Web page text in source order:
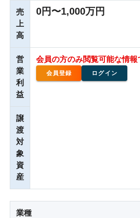
売
上
高
0円〜1,000万円
営
業
利
益
会員の方のみ閲覧可能な情報
会員登録 ログイン
譲
渡
対
象
資
産
業種